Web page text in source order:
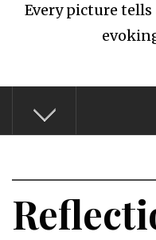
Every picture tells